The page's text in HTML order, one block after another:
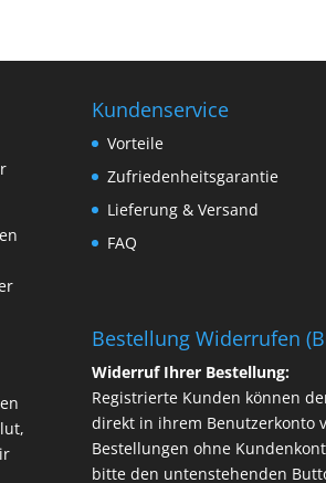
Kundenservice
Vorteile
Zufriedenheitsgarantie
Lieferung & Versand
FAQ
Bestellung Widerrufen
Widerruf Ihrer Bestellung:
Registrierte Kunden können
direkt in ihrem Benutzerkonto
Bestellungen ohne
bitte den untenstehenden